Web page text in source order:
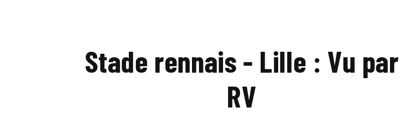
Stade rennais - Lille : Vu par
RV